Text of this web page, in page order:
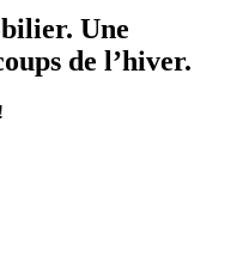
Une
de l’hiver.